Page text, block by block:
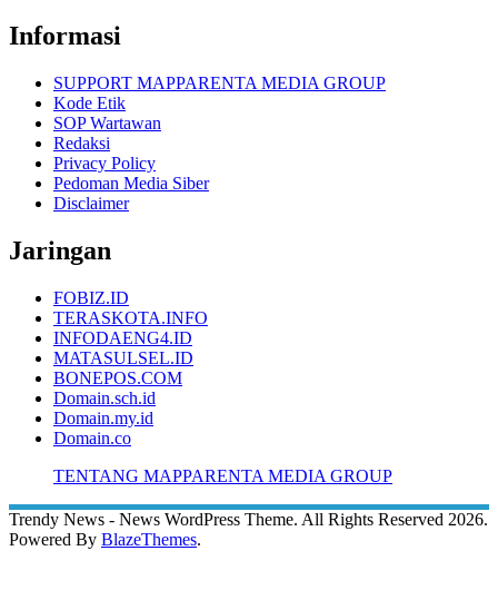
Informasi
SUPPORT MAPPARENTA MEDIA GROUP
Kode Etik
SOP Wartawan
Redaksi
Privacy Policy
Pedoman Media Siber
Disclaimer
Jaringan
FOBIZ.ID
TERASKOTA.INFO
INFODAENG4.ID
MATASULSEL.ID
BONEPOS.COM
Domain.sch.id
Domain.my.id
Domain.co
TENTANG MAPPARENTA MEDIA GROUP
Trendy News - News WordPress Theme. All Rights Reserved 2026.
Powered By BlazeThemes.